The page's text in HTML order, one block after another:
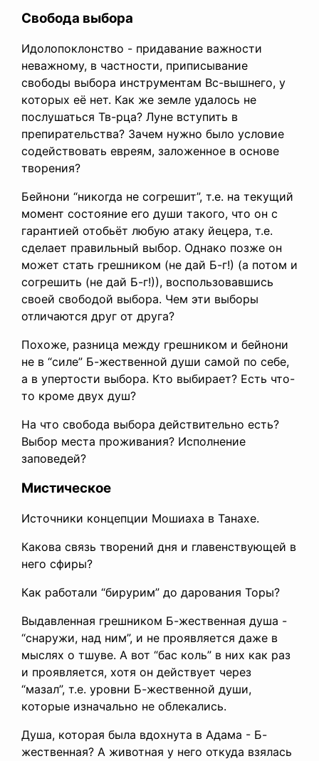
Свобода выбора
Идолопоклонство - придавание важности
неважному, в частности, приписывание
свободы выбора инструментам Вс-вышнего, у
которых её нет. Как же земле удалось не
послушаться Тв-рца? Луне вступить в
препирательства? Зачем нужно было условие
содействовать евреям, заложенное в основе
творения?
Бейнони “никогда не согрешит”, т.е. на текущий
момент состояние его души такого, что он с
гарантией отобьёт любую атаку йецера, т.е.
сделает правильный выбор. Однако позже он
может стать грешником (не дай Б-г!) (а потом и
согрешить (не дай Б-г!)), воспользовавшись
своей свободой выбора. Чем эти выборы
отличаются друг от друга?
Похоже, разница между грешником и бейнони
не в “силе” Б-жественной души самой по себе,
а в упертости выбора. Кто выбирает? Есть что-
то кроме двух душ?
На что свобода выбора действительно есть?
Выбор места проживания? Исполнение
заповедей?
Мистическое
Источники концепции Мошиаха в Танахе.
Какова связь творений дня и главенствующей в
него сфиры?
Как работали “бирурим” до дарования Торы?
Выдавленная грешником Б-жественная душа -
“снаружи, над ним”, и не проявляется даже в
мыслях о тшуве. А вот “бас коль” в них как раз
и проявляется, хотя он действует через
“мазал”, т.е. уровни Б-жественной души,
которые изначально не облекались.
Душа, которая была вдохнута в Адама - Б-
жественная? А животная у него откуда взялась